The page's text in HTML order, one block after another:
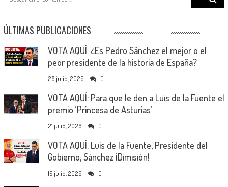
for:
ÚLTIMAS PUBLICACIONES
VOTA AQUÍ: ¿Es Pedro Sánchez el mejor o el
peor presidente de la historia de España?
28 julio, 2026 0
VOTA AQUÍ: Para que le den a Luis de la Fuente el
premio ‘Princesa de Asturias’
21 julio, 2026 0
VOTA AQUÍ: Luis de la Fuente, Presidente del
Gobierno; Sánchez ¡Dimisión!
19 julio, 2026 0